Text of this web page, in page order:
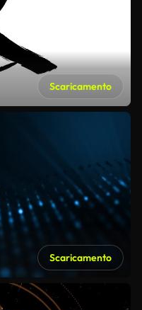
Scaricamento
Scaricamento